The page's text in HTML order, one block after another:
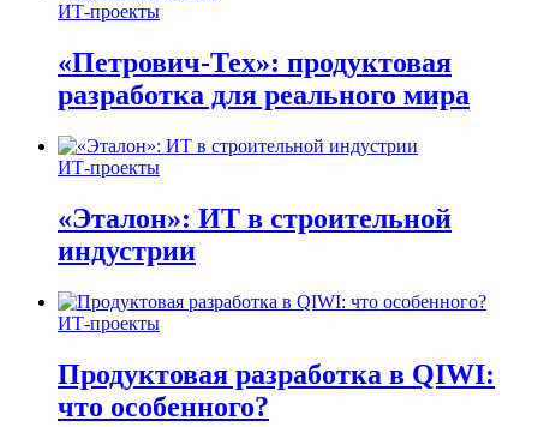
ИТ-проекты
«Петрович-Тех»: продуктовая
разработка для реального мира
ИТ-проекты
«Эталон»: ИТ в строительной
индустрии
ИТ-проекты
Продуктовая разработка в QIWI:
что особенного?